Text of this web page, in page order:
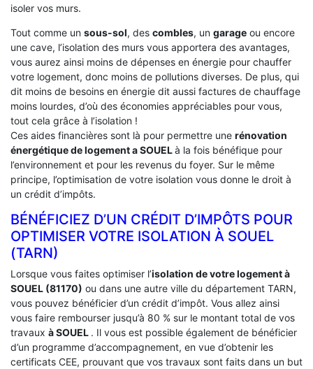
isoler vos murs.
Tout comme un sous-sol, des combles, un garage ou encore
une cave, l’isolation des murs vous apportera des avantages,
vous aurez ainsi moins de dépenses en énergie pour chauffer
votre logement, donc moins de pollutions diverses. De plus, qui
dit moins de besoins en énergie dit aussi factures de chauffage
moins lourdes, d’où des économies appréciables pour vous,
tout cela grâce à l’isolation !
Ces aides financières sont là pour permettre une rénovation
énergétique de logement aSOUELà la fois bénéfique pour
l’environnement et pour les revenus du foyer. Sur le même
principe, l’optimisation de votre isolation vous donne le droit à
un crédit d’impôts.
BÉNÉFICIEZ D’UN CRÉDIT D’IMPÔTS POUR
OPTIMISER VOTRE ISOLATION À ‎SOUEL
(TARN)
Lorsque vous faites optimiser l’isolation de votre logement à
SOUEL (81170) ou dans une autre ville du département TARN,
vous pouvez bénéficier d’un crédit d’impôt. Vous allez ainsi
vous faire rembourser jusqu’à 80 % sur le montant total de vos
travaux à SOUEL . Il vous est possible également de bénéficier
d’un programme d’accompagnement, en vue d’obtenir les
certificats CEE, prouvant que vos travaux sont faits dans un but